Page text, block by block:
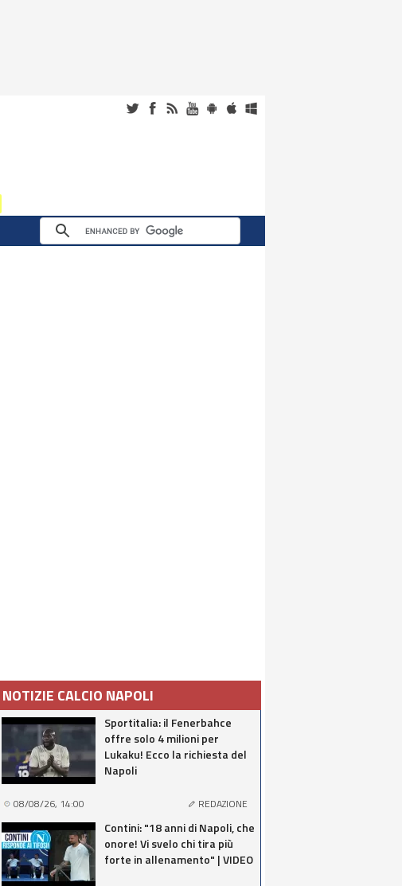
NOTIZIE CALCIO NAPOLI
Sportitalia: il Fenerbahce
offre solo 4 milioni per
Lukaku! Ecco la richiesta del
Napoli
08/08/26, 14:00 REDAZIONE
Contini: "18 anni di Napoli, che
onore! Vi svelo chi tira più
forte in allenamento" | VIDEO